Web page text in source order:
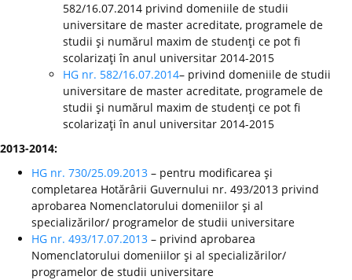
582/16.07.2014 privind domeniile de studii
universitare de master acreditate, programele de
studii şi numărul maxim de studenţi ce pot fi
scolarizaţi în anul universitar 2014-2015
HG nr. 582/16.07.2014– privind domeniile de studii
universitare de master acreditate, programele de
studii şi numărul maxim de studenţi ce pot fi
scolarizaţi în anul universitar 2014-2015
2013-2014:
HG nr. 730/25.09.2013 – pentru modificarea şi
completarea Hotărârii Guvernului nr. 493/2013 privind
aprobarea Nomenclatorului domeniilor şi al
specializărilor/ programelor de studii universitare
HG nr. 493/17.07.2013 – privind aprobarea
Nomenclatorului domeniilor şi al specializărilor/
programelor de studii universitare